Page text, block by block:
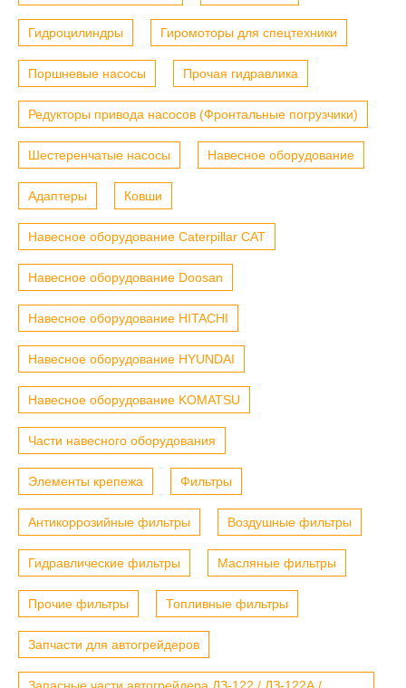
Гидроцилиндры Гиромоторы для спецтехники
Поршневые насосы Прочая гидравлика
Редукторы привода насосов (Фронтальные погрузчики)
Шестеренчатые насосы Навесное оборудование
Адаптеры Ковши
Навесное оборудование Caterpillar CAT
Навесное оборудование Doosan
Навесное оборудование HITACHI
Навесное оборудование HYUNDAI
Навесное оборудование KOMATSU
Части навесного оборудования
Элементы крепежа Фильтры
Антикоррозийные фильтры Воздушные фильтры
Гидравлические фильтры Масляные фильтры
Прочие фильтры Топливные фильтры
Запчасти для автогрейдеров
Запасные части автогрейдера ДЗ-122 / ДЗ-122А /